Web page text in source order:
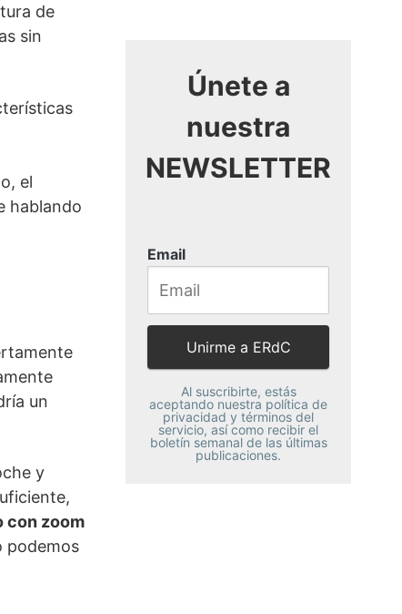
de
sin
el
hablando
un
y
con zoom
podemos
Únete a
nuestra
NEWSLETTER
Email
Al suscribirte, estás
aceptando nuestra política de
privacidad y términos del
servicio, así como recibir el
boletín semanal de las últimas
publicaciones.